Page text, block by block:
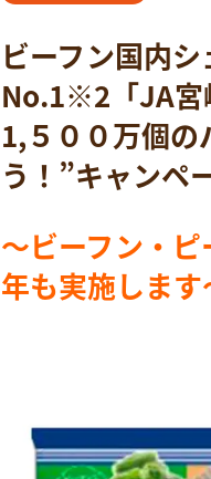
ビーフン国内
No.1※2「JA宮
1,５００万個の
う！”キャンペ
～ビーフン・
年も実施します